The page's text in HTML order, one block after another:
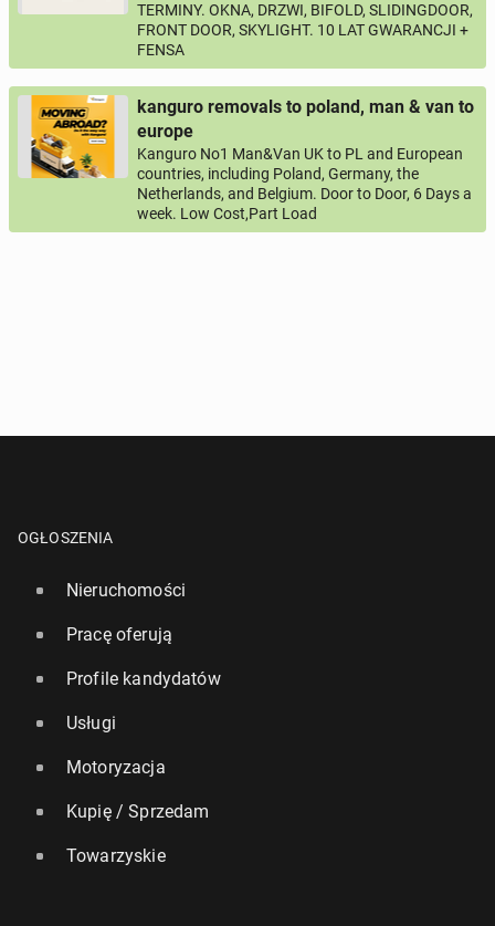
TERMINY. OKNA, DRZWI, BIFOLD, SLIDINGDOOR,
FRONT DOOR, SKYLIGHT. 10 LAT GWARANCJI +
FENSA
kanguro removals to poland, man & van to
europe
Kanguro No1 Man&Van UK to PL and European
countries, including Poland, Germany, the
Netherlands, and Belgium. Door to Door, 6 Days a
week. Low Cost,Part Load
OGŁOSZENIA
Nieruchomości
Pracę oferują
Profile kandydatów
Usługi
Motoryzacja
Kupię / Sprzedam
Towarzyskie